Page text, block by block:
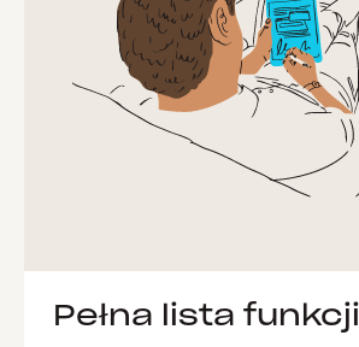
Pełna lista funkcji